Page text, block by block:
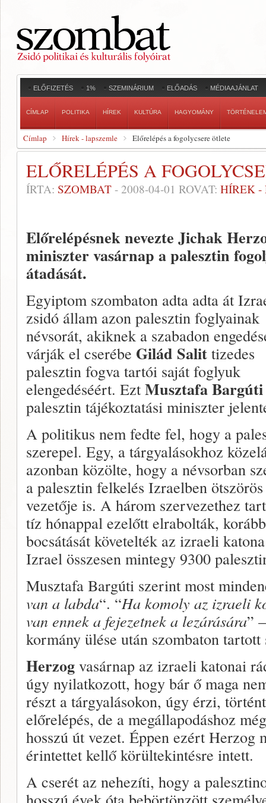
ELŐFIZETÉS 1% SZEMINÁRIUM ELŐADÁS MÉDIAAJÁNLAT
CÍMLAP POLITIKA HÍREK KULTÚRA HAGYOMÁNY
Címlap Hírek - lapszemle Előrelépés a fogolycsere ötlete
ELŐRELÉPÉS A
ÍRTA: SZOMBAT - 2008-04-01 ROVAT: HÍREK -
Előrelépésnek nevezte Jichak
miniszter vasárnap a palesztin
átadását.
Egyiptom szombaton adta adta át
zsidó állam azon palesztin foglyainak
névsorát, akiknek a szabadon
várják el cserébe Gilád Salit tizedes
palesztin fogva tartói saját foglyuk
elengedéséért. Ezt Musztafa Bargúti
palesztin tájékoztatási miniszter
A politikus nem fedte fel, hogy a
szerepel. Egy, a tárgyalásokhoz
azonban közölte, hogy a névsorban
a palesztin felkelés Izraelben
vezetője is. A három szervezethez
tíz hónappal ezelőtt elrabolták,
bocsátását követelték az izraeli
Izrael összesen mintegy 9300
Musztafa Bargúti szerint most
van a labda“. “Ha komoly az izraeli
van ennek a fejezetnek a lezárására”
kormány ülése után szombaton
Herzog vasárnap az izraeli katonai
úgy nyilatkozott, hogy bár ő maga
részt a tárgyalásokon, úgy érzi, történt
előrelépés, de a megállapodáshoz még
hosszú út vezet. Éppen ezért Herzog
érintettet kellő körültekintésre intett.
A cserét az nehezíti, hogy a